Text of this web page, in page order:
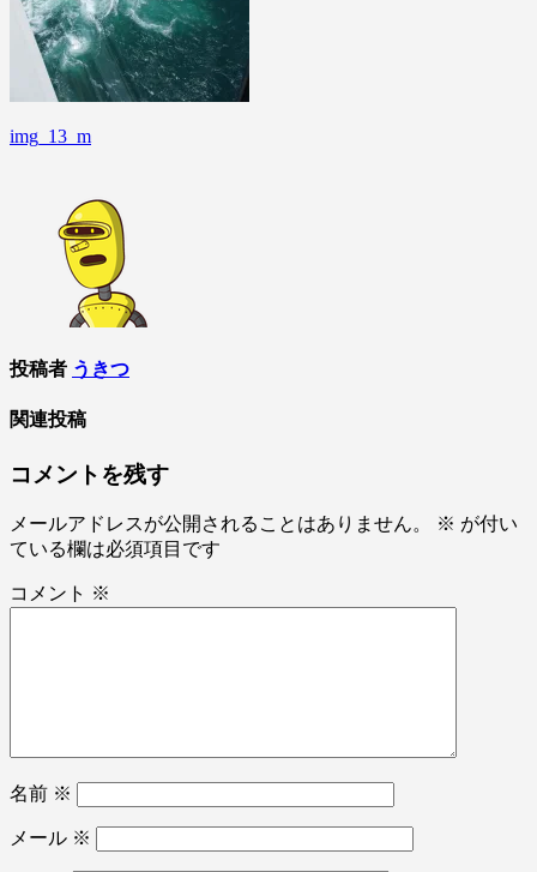
投
シ
ョ
img_13_m
投稿者 うきつ
関連投稿
コメントを残す
メールアドレスが公開されることはありません。 ※ が付い
ている欄は必須項目です
コメント ※
名前 ※
メール ※